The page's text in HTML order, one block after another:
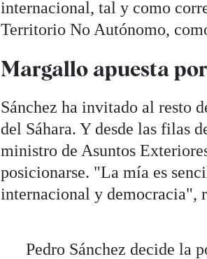
internacional, tal y como
Territorio No Autónomo,
Margallo apuesta
Sánchez ha invitado al resto
del Sáhara. Y desde las filas
ministro de Asuntos
posicionarse. "La mía es
internacional y democracia",
Pedro Sánchez decide la